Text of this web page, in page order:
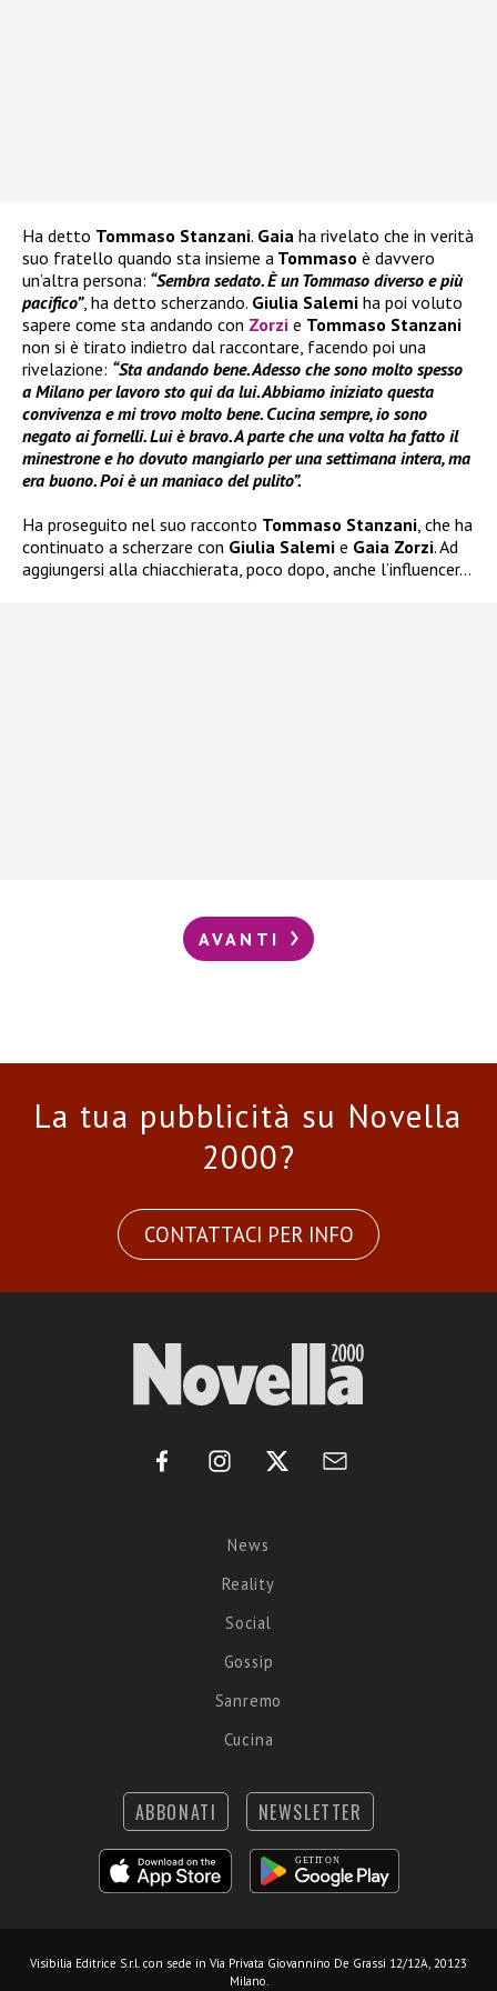
Ha detto Tommaso Stanzani. Gaia ha rivelato che in verità
suo fratello quando sta insieme a Tommaso è davvero
un’altra persona: “Sembra sedato. È un Tommaso diverso e più
pacifico”, ha detto scherzando. Giulia Salemi ha poi voluto
sapere come sta andando con Zorzi e Tommaso Stanzani
non si è tirato indietro dal raccontare, facendo poi una
rivelazione: “Sta andando bene. Adesso che sono molto spesso
a Milano per lavoro sto qui da lui. Abbiamo iniziato questa
convivenza e mi trovo molto bene. Cucina sempre, io sono
negato ai fornelli. Lui è bravo. A parte che una volta ha fatto il
minestrone e ho dovuto mangiarlo per una settimana intera, ma
era buono. Poi è un maniaco del pulito”.
Ha proseguito nel suo racconto Tommaso Stanzani, che ha
continuato a scherzare con Giulia Salemi e Gaia Zorzi. Ad
aggiungersi alla chiacchierata, poco dopo, anche l’influencer…
AVANTI
La tua pubblicità su Novella
2000?
CONTATTACI PER INFO
News
Reality
Social
Gossip
Sanremo
Cucina
ABBONATI NEWSLETTER
Visibilia Editrice S.r.l. con sede in Via Privata Giovannino De Grassi 12/12A, 20123
Milano.